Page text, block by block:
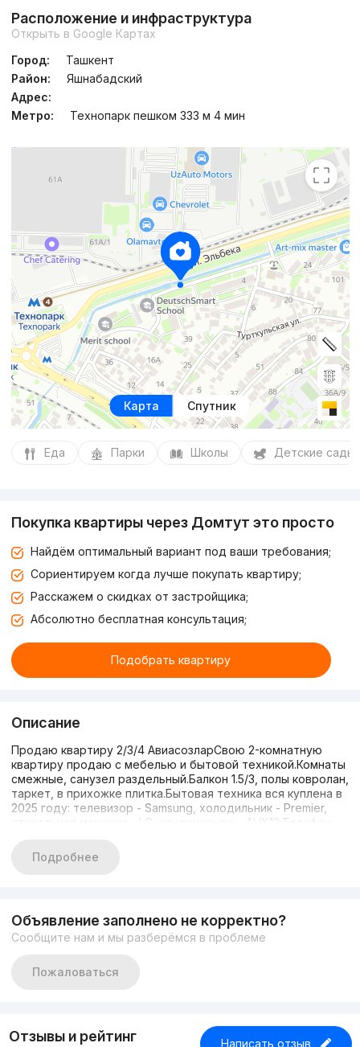
Расположение и инфраструктура
Открыть в Google Картах
Город:
Ташкент
Район:
Яшнабадский
Адрес:
Метро:
Технопарк пешком 333 м 4 мин
Карта Спутник
Еда Парки Школы Детские сады
Покупка квартиры через Домтут это просто
Найдём оптимальный вариант под ваши требования;
Сориентируем когда лучше покупать квартиру;
Расскажем о скидках от застройщика;
Абсолютно бесплатная консультация;
Подобрать квартиру
Описание
Продаю квартиру 2/3/4 АвиасозларСвою 2-комнатную
квартиру продаю с мебелью и бытовой техникой.Комнаты
смежные, санузел раздельный.Балкон 1.5/3, полы ковролан,
таркет, в прихожке плитка.Бытовая техника вся куплена в
2025 году: телевизор - Samsung, холодильник - Premier,
стиральная машинка - LG, кондиционер - AUX12.Телефон
Подробнее
Объявление заполнено не корректно?
Сообщите нам и мы разберёмся в проблеме
Пожаловаться
Отзывы и рейтинг Написать отзыв